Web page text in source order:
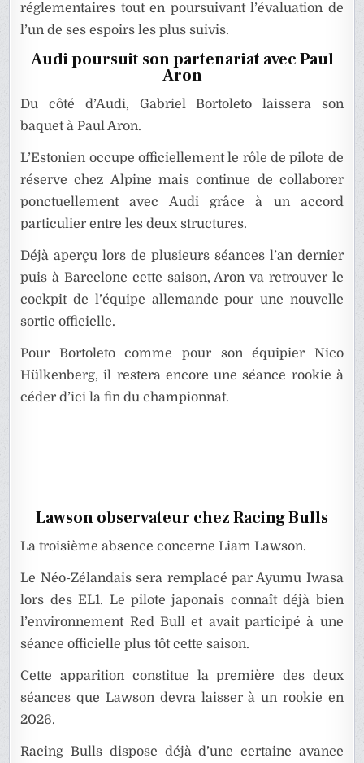
réglementaires tout en poursuivant l’évaluation de
l’un de ses espoirs les plus suivis.
Audi poursuit son partenariat avec Paul
Aron
Du côté d’Audi, Gabriel Bortoleto laissera son
baquet à Paul Aron.
L’Estonien occupe officiellement le rôle de pilote de
réserve chez Alpine mais continue de collaborer
ponctuellement avec Audi grâce à un accord
particulier entre les deux structures.
Déjà aperçu lors de plusieurs séances l’an dernier
puis à Barcelone cette saison, Aron va retrouver le
cockpit de l’équipe allemande pour une nouvelle
sortie officielle.
Pour Bortoleto comme pour son équipier Nico
Hülkenberg, il restera encore une séance rookie à
céder d’ici la fin du championnat.
Lawson observateur chez Racing Bulls
La troisième absence concerne Liam Lawson.
Le Néo-Zélandais sera remplacé par Ayumu Iwasa
lors des EL1. Le pilote japonais connaît déjà bien
l’environnement Red Bull et avait participé à une
séance officielle plus tôt cette saison.
Cette apparition constitue la première des deux
séances que Lawson devra laisser à un rookie en
2026.
Racing Bulls dispose déjà d’une certaine avance